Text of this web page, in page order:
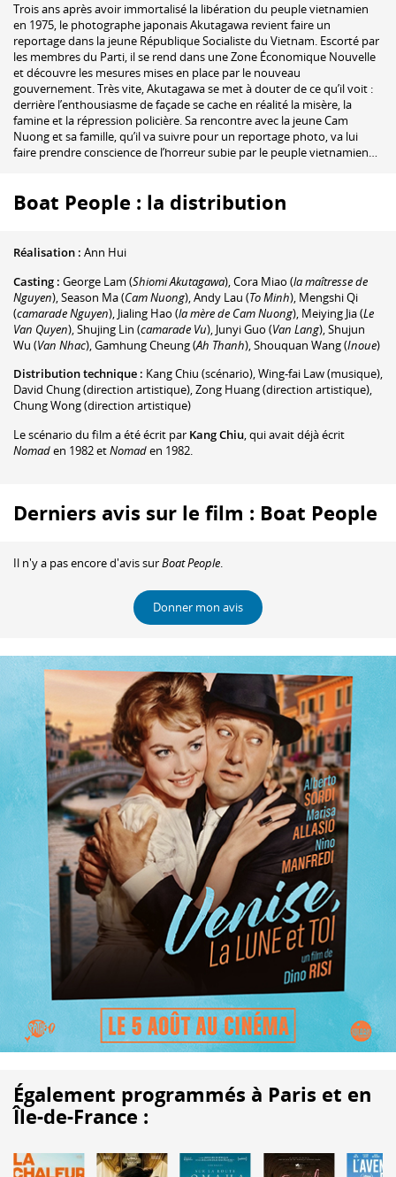
Trois ans après avoir immortalisé la libération du peuple vietnamien
en 1975, le photographe japonais Akutagawa revient faire un
reportage dans la jeune République Socialiste du Vietnam. Escorté par
les membres du Parti, il se rend dans une Zone Économique Nouvelle
et découvre les mesures mises en place par le nouveau
gouvernement. Très vite, Akutagawa se met à douter de ce qu’il voit :
derrière l’enthousiasme de façade se cache en réalité la misère, la
famine et la répression policière. Sa rencontre avec la jeune Cam
Nuong et sa famille, qu’il va suivre pour un reportage photo, va lui
faire prendre conscience de l’horreur subie par le peuple vietnamien…
Boat People : la distribution
Réalisation : Ann Hui
Casting : George Lam (Shiomi Akutagawa),Cora Miao (la maîtresse de
Nguyen),Season Ma(Cam Nuong),Andy Lau (To Minh), Mengshi Qi
(camarade Nguyen), Jialing Hao (la mère de Cam Nuong), Meiying Jia(Le
Van Quyen),Shujing Lin (camarade Vu), Junyi Guo (Van Lang),Shujun
Wu (Van Nhac),Gamhung Cheung(Ah Thanh),Shouquan Wang(Inoue)
Distribution technique : Kang Chiu (scénario),Wing-fai Law(musique),
David Chung(direction artistique),Zong Huang(direction artistique),
Chung Wong(direction artistique)
Le scénario du film a été écrit par Kang Chiu , qui avait déjà écrit
Nomaden 1982 etNomaden 1982.
Derniers avis sur le film : Boat People
Il n'y a pas encore d'avis surBoat People.
Donner mon avis
Également programmés à Paris et en
Île-de-France :